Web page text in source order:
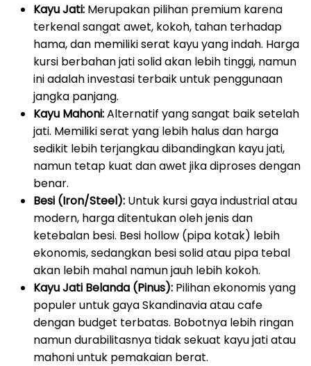
Kayu Jati: Merupakan pilihan premium karena
terkenal sangat awet, kokoh, tahan terhadap
hama, dan memiliki serat kayu yang indah. Harga
kursi berbahan jati solid akan lebih tinggi, namun
ini adalah investasi terbaik untuk penggunaan
jangka panjang.
Kayu Mahoni:Alternatif yang sangat baik setelah
jati. Memiliki serat yang lebih halus dan harga
sedikit lebih terjangkau dibandingkan kayu jati,
namun tetap kuat dan awet jika diproses dengan
benar.
Besi (Iron/Steel): Untuk kursi gaya industrial atau
modern, harga ditentukan oleh jenis dan
ketebalan besi. Besi hollow (pipa kotak) lebih
ekonomis, sedangkan besi solid atau pipa tebal
akan lebih mahal namun jauh lebih kokoh.
Kayu Jati Belanda (Pinus): Pilihan ekonomis yang
populer untuk gaya Skandinavia atau cafe
dengan budget terbatas. Bobotnya lebih ringan
namun durabilitasnya tidak sekuat kayu jati atau
mahoni untuk pemakaian berat.